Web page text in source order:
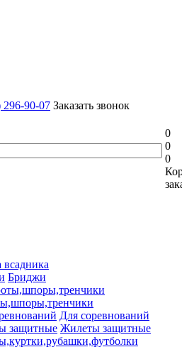
296-90-07 Заказать звонок
0
0
0
Бриджи
Для соревнований
Жилеты защитные